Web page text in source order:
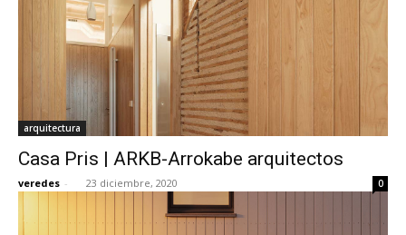
arquitectura
Casa Pris | ARKB-Arrokabe arquitectos
veredes - 23 diciembre, 2020 0